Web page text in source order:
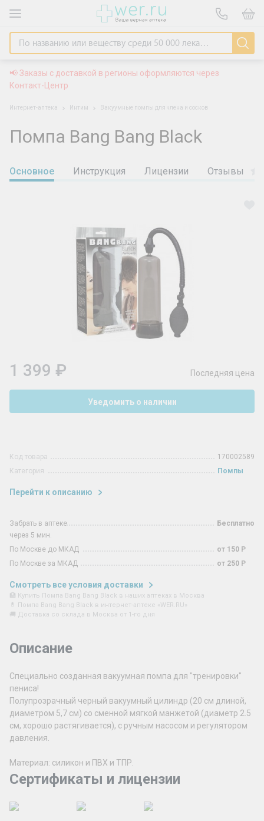
📢 Заказы с доставкой в регионы оформляются через
Контакт-Центр
Интернет-аптека Интим Вакуумные помпы для члена и сосков
Помпа Bang Bang Black
Основное Инструкция Лицензии Отзывы
1 399 ₽ Последняя цена
Уведомить о наличии
Код товара
170002589
Категория
Помпы
Перейти к описанию
Забрать в аптеке
через 5 мин.
Бесплатно
По Москве до МКАД
от 150 Р
По Москве за МКАД
от 250 Р
Смотреть все условия доставки
🏥 Купить Помпа Bang Bang Black в наших аптеках в Москва
💊 Помпа Bang Bang Black в интернет-аптеке «WER.RU»
🚚 Доставка со склада в Москва от 1-го дня
Описание
Специально созданная вакуумная помпа для "тренировки"
пениса!
Полупрозрачный черный вакуумный цилиндр (20 см длиной,
диаметром 5,7 см) со сменной мягкой манжетой (диаметр 2.5
см, хорошо растягивается), с ручным насосом и регулятором
давления.
Материал: силикон и ПВХ и ТПР.
Сертификаты и лицензии